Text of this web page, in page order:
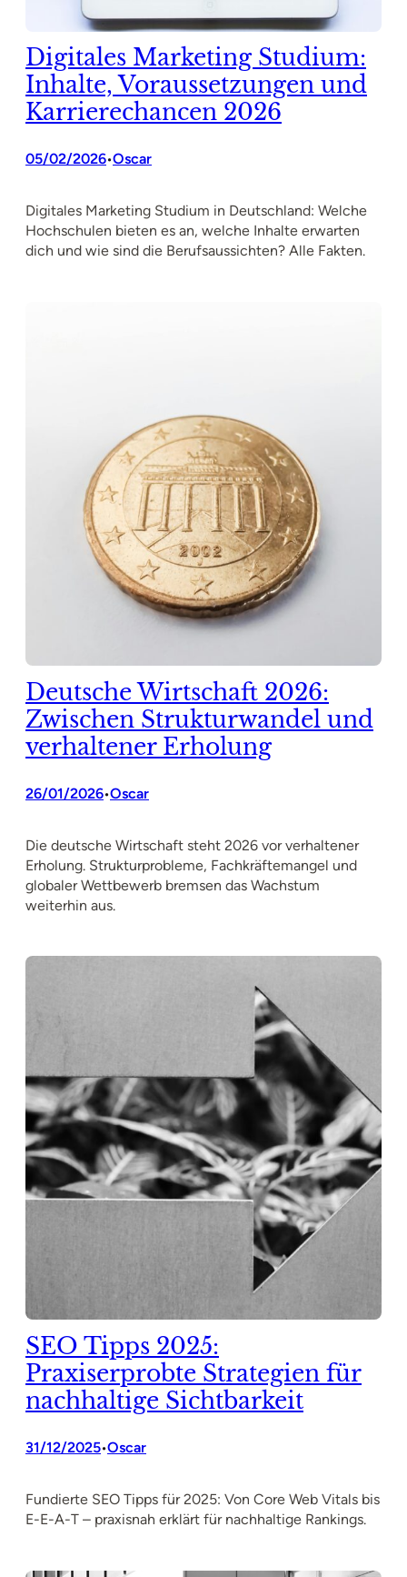
Digitales Marketing Studium:
Inhalte, Voraussetzungen und
Karrierechancen 2026
05/02/2026•Oscar
Digitales Marketing Studium in Deutschland: Welche
Hochschulen bieten es an, welche Inhalte erwarten
dich und wie sind die Berufsaussichten? Alle Fakten.
Deutsche Wirtschaft 2026:
Zwischen Strukturwandel und
verhaltener Erholung
26/01/2026•Oscar
Die deutsche Wirtschaft steht 2026 vor verhaltener
Erholung. Strukturprobleme, Fachkräftemangel und
globaler Wettbewerb bremsen das Wachstum
weiterhin aus.
SEO Tipps 2025:
Praxiserprobte Strategien für
nachhaltige Sichtbarkeit
31/12/2025•Oscar
Fundierte SEO Tipps für 2025: Von Core Web Vitals bis
E-E-A-T – praxisnah erklärt für nachhaltige Rankings.